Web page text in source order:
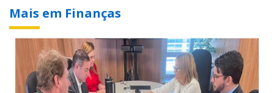
Mais em Finanças